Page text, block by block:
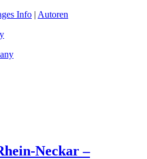
Info | Autoren
Neckar –